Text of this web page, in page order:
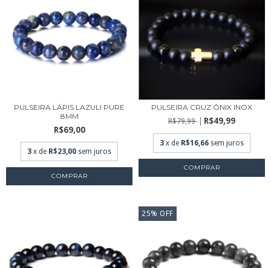
PULSEIRA LÁPIS LAZULI PURE
8MM
R$69,00
3 x de R$23,00 sem juros
COMPRAR
PULSEIRA CRUZ ÔNIX INOX
R$79,99 R$49,99
3 x de R$16,66 sem juros
COMPRAR
25% OFF